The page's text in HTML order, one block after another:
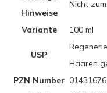
Hinweise
Nicht
Variante 100 ml
USP
Haaren
PZN Number 01431676